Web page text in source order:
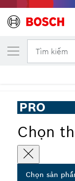
Tìm kiếm
PRO
Chọn
Chọn sản
SẢN PHẨM CÙNG
Mũi khoan
chuẩn